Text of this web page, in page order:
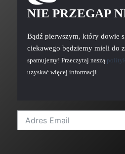
NIE PRZEGAP
Bądź pierwszym, który dowie
ciekawego będziemy mieli do
spamujemy! Przeczytaj naszą
uzyskać więcej informacji.